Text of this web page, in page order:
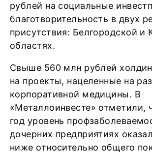
рублей на социальные
благотворительность в двух
присутствия: Белгородской и
областях.
Свыше 560 млн рублей
на проекты, нацеленные на
корпоративной медицины. В
«Металлоинвесте» отметили,
год уровень
дочерних предприятиях
ниже относительно общего